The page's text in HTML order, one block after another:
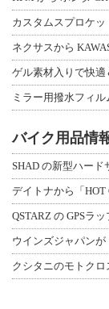
ネクサスから
バイク用品情
SHAD の新型ハード
デイトナから「HOT
QSTARZ の GPSラ
ウインズジャパンが